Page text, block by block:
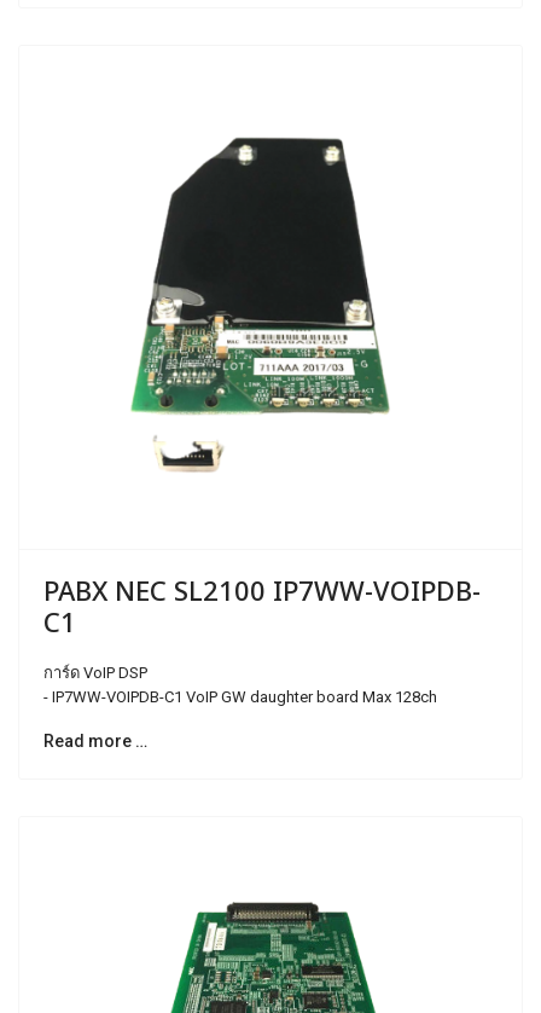
PABX NEC SL2100 IP7WW-VOIPDB-
C1
การ์ด VoIP DSP
- IP7WW-VOIPDB-C1 VoIP GW daughter board Max 128ch
Read more …